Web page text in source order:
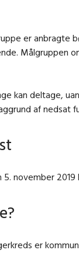
er anbragte
Målgruppen
kan deltage,
af nedsat
november 2019
er